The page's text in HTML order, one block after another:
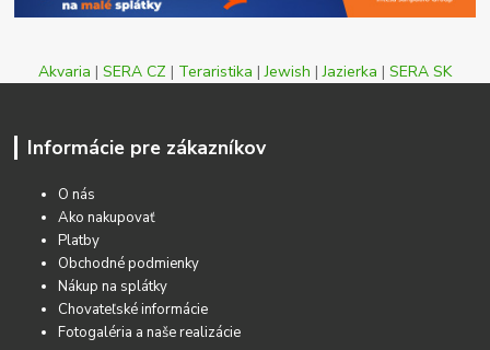
Akvaria | SERA CZ | Teraristika |Jewish |Jazierka | SERA SK
Informácie pre zákazníkov
O nás
Ako nakupovať
Platby
Obchodné podmienky
Nákup na splátky
Chovateľské informácie
Fotogaléria a naše realizácie